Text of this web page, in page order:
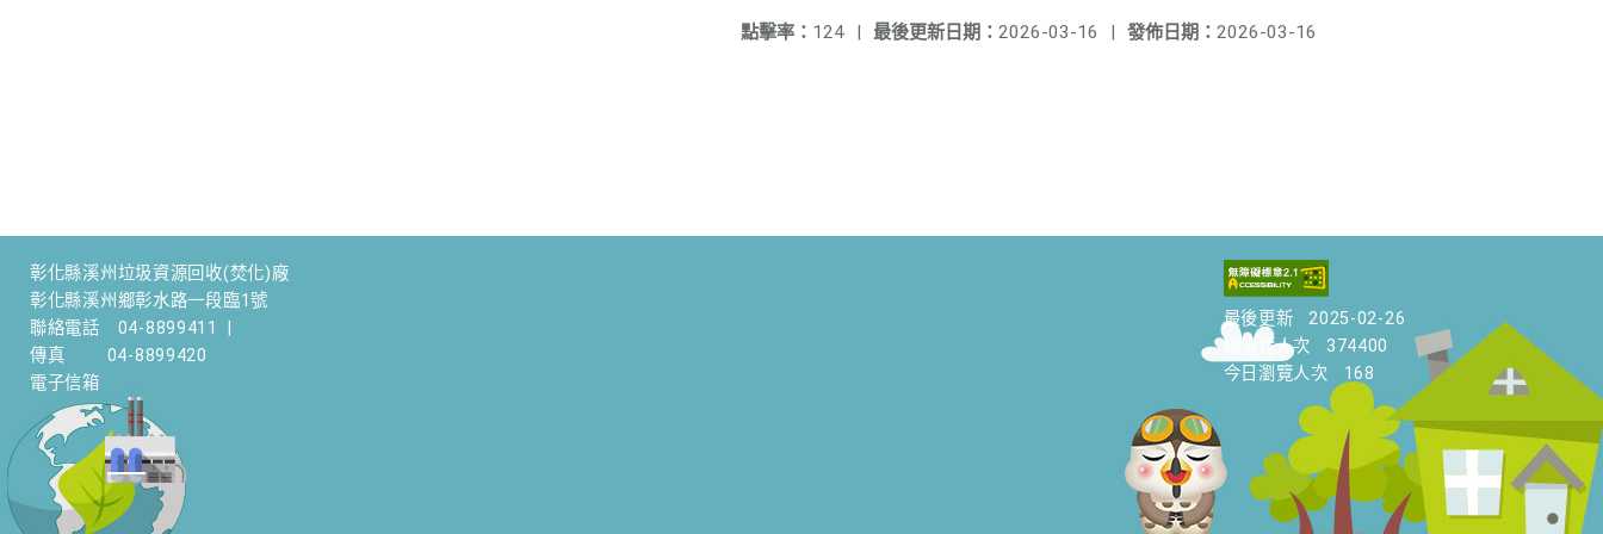
發佈日期： 2026-03-16
最後更新日期： 2026-03-16 |
點擊率： 124 |
彰化縣溪州垃圾資源回收(焚化)廠
彰化縣溪州鄉彰水路一段臨1號
聯絡電話
04-8899411
傳真
04-8899420
電子信箱
最後更新
2025-02-26
總瀏覽人次
374400
今日瀏覽人次
168